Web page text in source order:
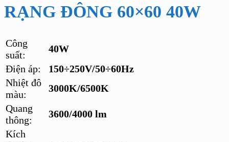
RẠNG ĐÔNG 60×60 40W
Công
suất:
40W
Điện áp:
150÷250V/50÷60Hz
Nhiệt đô
màu:
3000K/6500K
Quang
thông:
3600/4000 lm
Kích